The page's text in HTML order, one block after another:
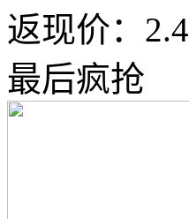
返现价： 2.4
最后疯抢